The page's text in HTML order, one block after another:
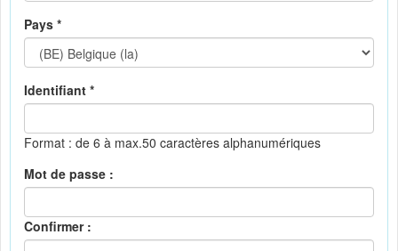
Pays *
Identifiant *
Format : de 6 à max.50 caractères alphanumériques
Mot de passe :
Confirmer :